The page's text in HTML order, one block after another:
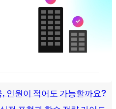
인원이 적어도 가능할까요?